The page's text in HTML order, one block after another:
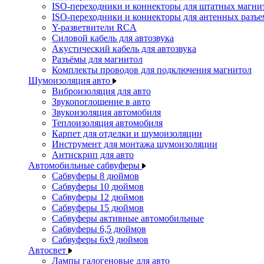
ISO-переходники и коннекторы для штатных
ISO-переходники и коннекторы для антенных
Y-разветвители RCA
Силовой кабель для автозвука
Акустический кабель для автозвука
Разъёмы для магнитол
Комплекты проводов для подключения магнитол
Шумоизоляция авто
Виброизоляция для авто
Звукопоглощение в авто
Звукоизоляция автомобиля
Теплоизоляция автомобиля
Карпет для отделки и шумоизоляции
Инструмент для монтажа шумоизоляции
Антискрип для авто
Автомобильные сабвуферы
Сабвуферы 8 дюймов
Сабвуферы 10 дюймов
Сабвуферы 12 дюймов
Сабвуферы 15 дюймов
Сабвуферы активные автомобильные
Сабвуферы 6,5 дюймов
Сабвуферы 6x9 дюймов
Автосвет
Лампы галогеновые для авто